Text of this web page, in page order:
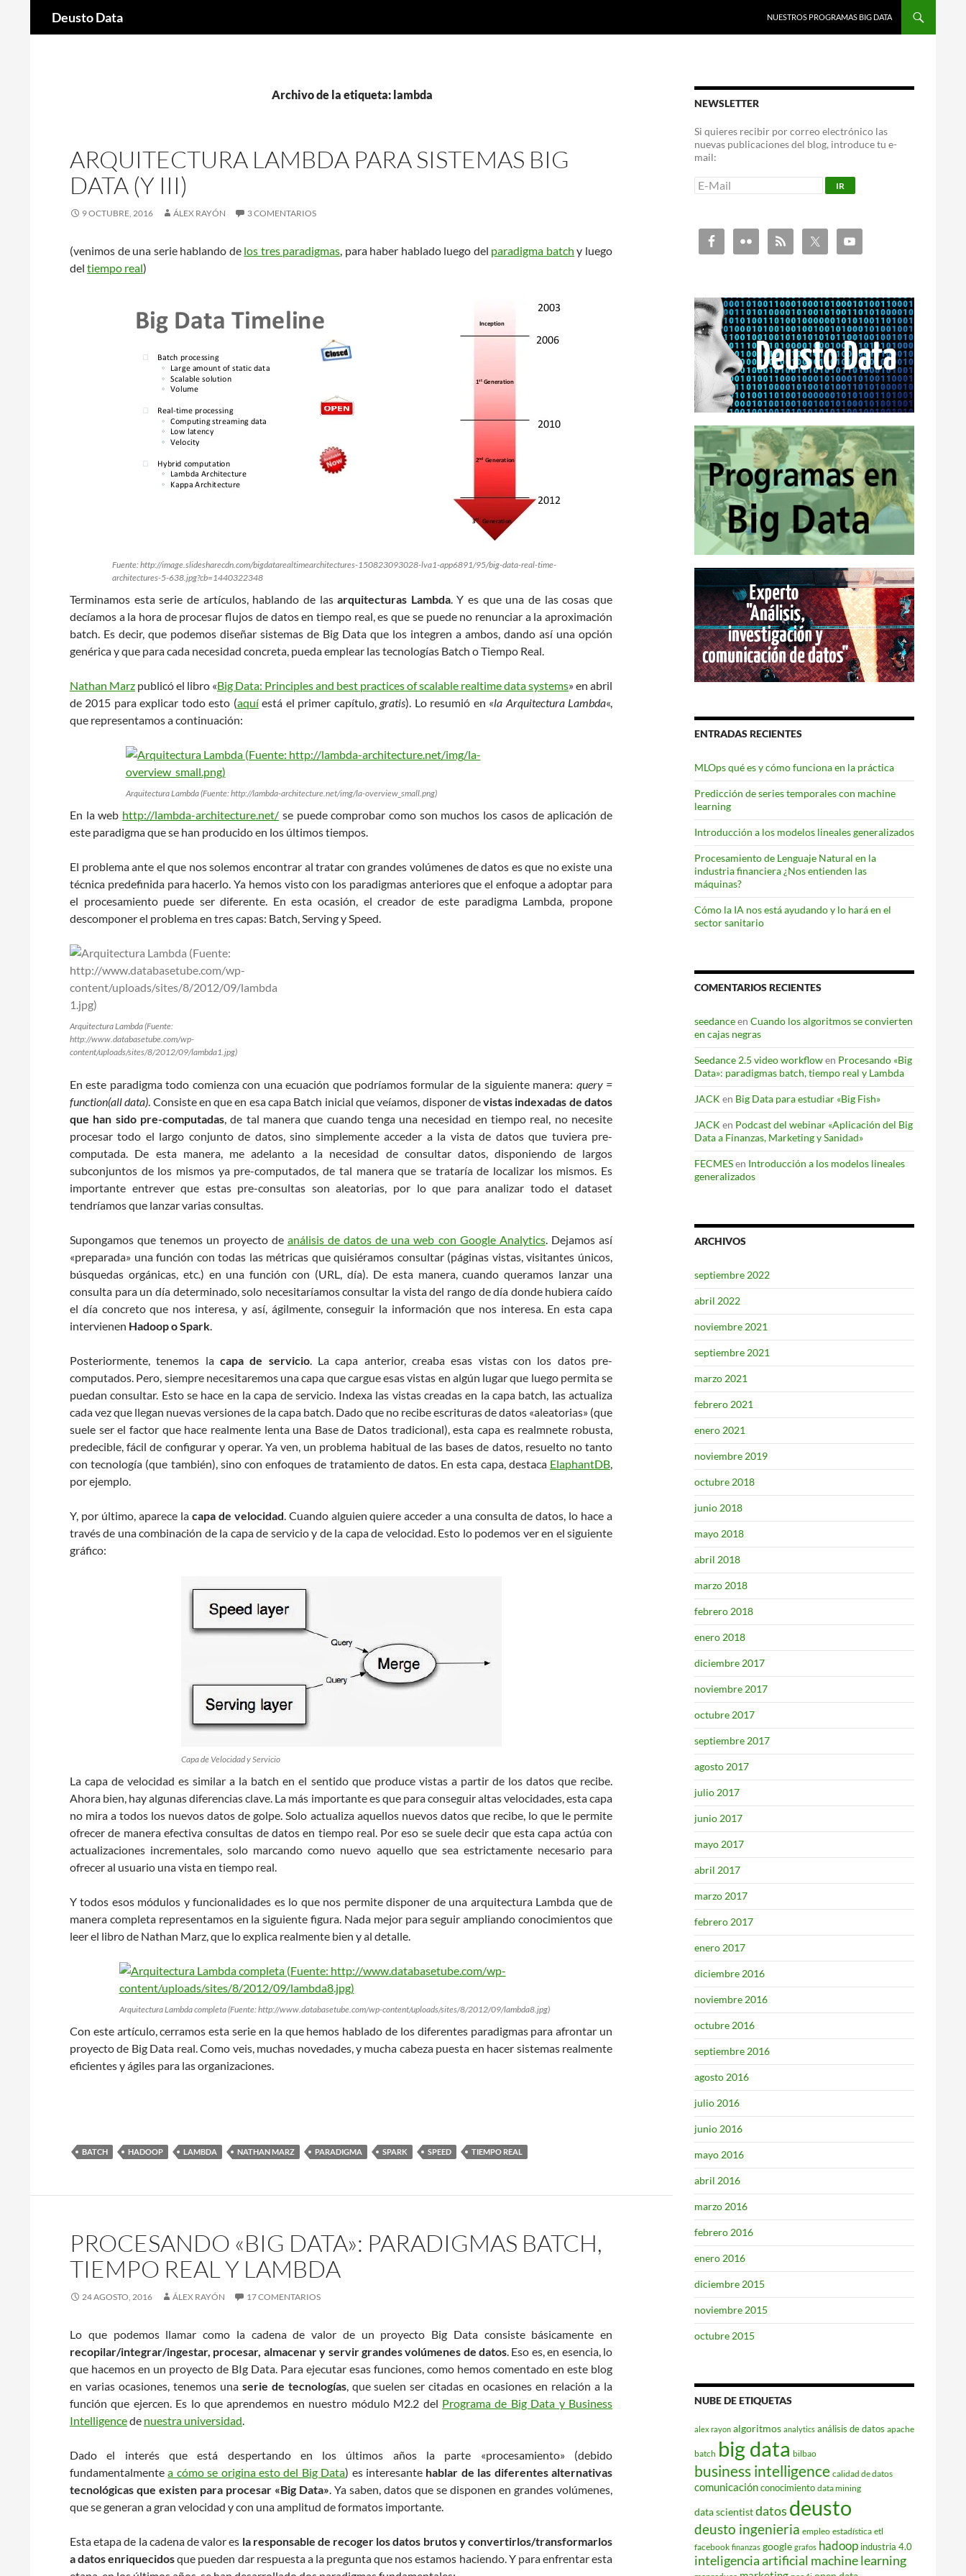
Deusto Data NUESTROS PROGRAMAS BIG DATA
Archivo de la etiqueta: lambda
ARQUITECTURA LAMBDA PARA SISTEMAS BIG
DATA (Y III)
9 OCTUBRE, 2016 ÁLEX RAYÓN 3 COMENTARIOS
(venimos de una serie hablando de los tres paradigmas, para haber hablado luego del paradigma batch y luego
del tiempo real)
Fuente: http://image.slidesharecdn.com/bigdatarealtimearchitectures-150823093028-lva1-app6891/95/big-data-real-time-
architectures-5-638.jpg?cb=1440322348
Terminamos esta serie de artículos, hablando de lasarquitecturas Lambda. Y es que una de las cosas que
decíamos a la hora de procesar flujos de datos en tiempo real, es que se puede no renunciar a la aproximación
batch. Es decir, que podemos diseñar sistemas de Big Data que los integren a ambos, dando así una opción
genérica y que para cada necesidad concreta, pueda emplear las tecnologías Batch o Tiempo Real.
Nathan Marz publicó el libro «Big Data: Principles and best practices of scalable realtime data systems» en abril
de 2015 para explicar todo esto (aquíestá el primer capítulo, gratis). Lo resumió en «la Arquitectura Lambda«,
que representamos a continuación:
Arquitectura Lambda (Fuente: http://lambda-architecture.net/img/la-overview_small.png)
En la web http://lambda-architecture.net/ se puede comprobar como son muchos los casos de aplicación de
este paradigma que se han producido en los últimos tiempos.
El problema ante el que nos solemos encontrar al tratar con grandes volúmenes de datos es que no existe una
técnica predefinida para hacerlo. Ya hemos visto con los paradigmas anteriores que el enfoque a adoptar para
el procesamiento puede ser diferente. En esta ocasión, el creador de este paradigma Lambda, propone
descomponer el problema en tres capas: Batch, Serving y Speed.
Arquitectura Lambda (Fuente:
http://www.databasetube.com/wp-
content/uploads/sites/8/2012/09/lambda1.jpg)
En este paradigma todo comienza con una ecuación que podríamos formular de la siguiente manera: query =
function(all data). Consiste en que en esa capa Batch inicial que veíamos, disponer devistas indexadas de datos
que han sido pre-computadas, de tal manera que cuando tenga una necesidad en tiempo real, no necesite
procesar todo el largo conjunto de datos, sino simplemente acceder a la vista de datos que tuviera pre-
computada. De esta manera, me adelanto a la necesidad de consultar datos, disponiendo de largos
subconjuntos de los mismos ya pre-computados, de tal manera que se trataría de localizar los mismos. Es
importante entrever que estas pre-consultas son aleatorias, por lo que para analizar todo el dataset
tendríamos que lanzar varias consultas.
Supongamos que tenemos un proyecto de análisis de datos de una web con Google Analytics. Dejamos así
«preparada» una función con todas las métricas que quisiéramos consultar (páginas vistas, visitantes únicos,
búsquedas orgánicas, etc.) en una función con (URL, día). De esta manera, cuando queramos lanzar una
consulta para un día determinado, solo necesitaríamos consultar la vista del rango de día donde hubiera caído
el día concreto que nos interesa, y así, ágilmente, conseguir la información que nos interesa. En esta capa
intervienen Hadoop o Spark.
Posteriormente, tenemos la capa de servicio. La capa anterior, creaba esas vistas con los datos pre-
computados. Pero, siempre necesitaremos una capa que cargue esas vistas en algún lugar que luego permita se
puedan consultar. Esto se hace en la capa de servicio. Indexa las vistas creadas en la capa batch, las actualiza
cada vez que llegan nuevas versiones de la capa batch. Dado que no recibe escrituras de datos «aleatorias» (que
suele ser el factor que hace realmente lenta una Base de Datos tradicional), esta capa es realmnete robusta,
predecible, fácil de configurar y operar. Ya ven, un problema habitual de las bases de datos, resuelto no tanto
con tecnología (que también), sino con enfoques de tratamiento de datos. En esta capa, destaca ElaphantDB,
por ejemplo.
Y, por último, aparece la capa de velocidad. Cuando alguien quiere acceder a una consulta de datos, lo hace a
través de una combinación de la capa de servicio y de la capa de velocidad. Esto lo podemos ver en el siguiente
gráfico:
Capa de Velocidad y Servicio
La capa de velocidad es similar a la batch en el sentido que produce vistas a partir de los datos que recibe.
Ahora bien, hay algunas diferencias clave. La más importante es que para conseguir altas velocidades, esta capa
no mira a todos los nuevos datos de golpe. Solo actualiza aquellos nuevos datos que recibe, lo que le permite
ofrecer de manera efectiva consultas de datos en tiempo real. Por eso se suele decir que esta capa actúa con
actualizaciones incrementales, solo marcando como nuevo aquello que sea estrictamente necesario para
ofrecer al usuario una vista en tiempo real.
Y todos esos módulos y funcionalidades es lo que nos permite disponer de una arquitectura Lambda que de
manera completa representamos en la siguiente figura. Nada mejor para seguir ampliando conocimientos que
leer el libro de Nathan Marz, que lo explica realmente bien y al detalle.
Arquitectura Lambda completa (Fuente: http://www.databasetube.com/wp-content/uploads/sites/8/2012/09/lambda8.jpg)
Con este artículo, cerramos esta serie en la que hemos hablado de los diferentes paradigmas para afrontar un
proyecto de Big Data real. Como veis, muchas novedades, y mucha cabeza puesta en hacer sistemas realmente
eficientes y ágiles para las organizaciones.
BATCH HADOOP LAMBDA NATHAN MARZ PARADIGMA SPARK SPEED TIEMPO REAL
PROCESANDO «BIG DATA»: PARADIGMAS BATCH,
TIEMPO REAL Y LAMBDA
24 AGOSTO, 2016 ÁLEX RAYÓN 17 COMENTARIOS
Lo que podemos llamar como la cadena de valor de un proyecto Big Data consiste básicamente en
recopilar/integrar/ingestar, procesar, almacenar y servir grandes volúmenes de datos. Eso es, en esencia, lo
que hacemos en un proyecto de BIg Data. Para ejecutar esas funciones, como hemos comentado en este blog
en varias ocasiones, tenemos una serie de tecnologías, que suelen ser citadas en ocasiones en relación a la
función que ejercen. Es lo que aprendemos en nuestro módulo M2.2 del Programa de Big Data y Business
Intelligencede nuestra universidad.
Dado el interés que está despertando en los últimos años la parte «procesamiento» (debido
fundamentalmentea cómo se origina esto del Big Data) es interesante hablar de las diferentes alternativas
tecnológicas que existen para procesar «Big Data». Ya saben, datos que se disponen en grandes volúmenes,
que se generan a gran velocidad y con una amplitud de formatos importante.
Esta etapa de la cadena de valor es la responsable de recoger los datos brutos y convertirlos/transformarlos
a datos enriquecidosque pueden dar respuesta a la pregunta que nos estamos haciendo. Y para enfrentar esta
NEWSLETTER
Si quieres recibir por correo electrónico las
nuevas publicaciones del blog, introduce tu e-
mail:
ENTRADAS RECIENTES
MLOps qué es y cómo funciona en la práctica
Predicción de series temporales con machine
learning
Introducción a los modelos lineales generalizados
Procesamiento de Lenguaje Natural en la
industria financiera ¿Nos entienden las
máquinas?
Cómo la IA nos está ayudando y lo hará en el
sector sanitario
COMENTARIOS RECIENTES
seedanceen Cuando los algoritmos se convierten
en cajas negras
Seedance 2.5 video workflowen Procesando «Big
Data»: paradigmas batch, tiempo real y Lambda
JACK en Big Data para estudiar «Big Fish»
JACK en Podcast del webinar «Aplicación del Big
Data a Finanzas, Marketing y Sanidad»
FECMESen Introducción a los modelos lineales
generalizados
ARCHIVOS
septiembre 2022
abril 2022
noviembre 2021
septiembre 2021
marzo 2021
febrero 2021
enero 2021
noviembre 2019
octubre 2018
junio 2018
mayo 2018
abril 2018
marzo 2018
febrero 2018
enero 2018
diciembre 2017
noviembre 2017
octubre 2017
septiembre 2017
agosto 2017
julio 2017
junio 2017
mayo 2017
abril 2017
marzo 2017
febrero 2017
enero 2017
diciembre 2016
noviembre 2016
octubre 2016
septiembre 2016
agosto 2016
julio 2016
junio 2016
mayo 2016
abril 2016
marzo 2016
febrero 2016
enero 2016
diciembre 2015
noviembre 2015
octubre 2015
NUBE DE ETIQUETAS
alex rayon algoritmos analytics análisis de datos apache
batch big data bilbao
business intelligence calidad de datos
comunicaciónconocimiento data mining
data scientistdatos deusto
deusto ingenieria empleo estadística etl
facebook finanzas google grafos hadoop industria 4.0
inteligencia artificial machine learning